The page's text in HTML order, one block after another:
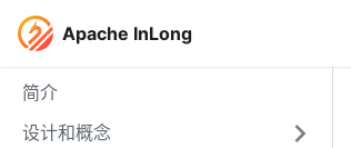
Apache InLong
简介
设计和概念